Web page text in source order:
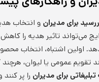
برای مدیران و انتخاب
می‌تواند تاثیر هدیه را
اولین اشتباه، انتخاب
تقویم عمومی یا لیوان، هرچند
برای مدیران را پر